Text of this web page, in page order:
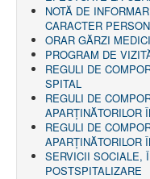
NOTĂ DE
CARACTER
ORAR GĂRZI MEDICI
PROGRAM DE
REGULI DE
SPITAL
REGULI DE
APARȚINĂTORILOR
REGULI DE
APARȚINĂTORILOR
SERVICII SOCIALE,
POSTSPITALIZARE